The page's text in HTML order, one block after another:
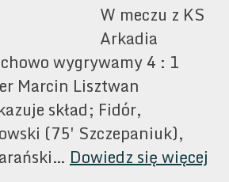
Sławno
W meczu z KS
Arkadia
wygrywamy 4 : 1
Marcin Lisztwan
skład; Fidór,
(75′ Szczepaniuk),
Dowiedz się więcej